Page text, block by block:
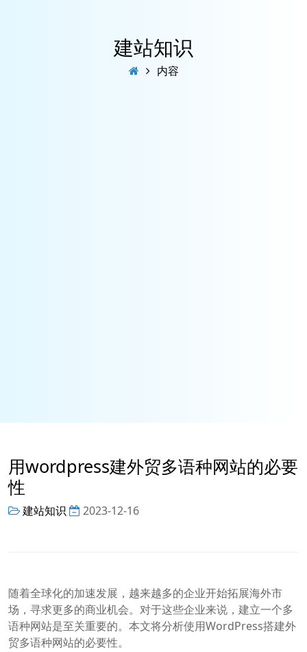
建站知识
内容
用wordpress建外贸多语种网站的必要
性
建站知识 2023-12-16
随着全球化的加速发展，越来越多的企业开始拓展海外市
场，寻求更多的商业机会。对于这些企业来说，建立一个多
语种网站是至关重要的。本文将分析使用WordPress搭建外
贸多语种网站的必要性。